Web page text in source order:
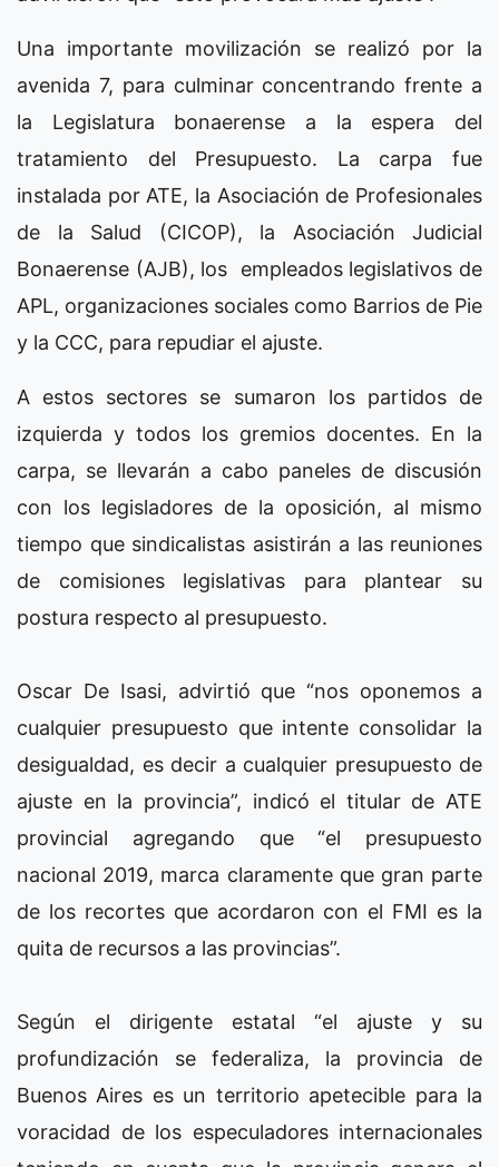
Una importante movilización se realizó por la
avenida 7, para culminar concentrando frente a
la Legislatura bonaerense a la espera del
tratamiento del Presupuesto. La carpa fue
instalada por ATE, la Asociación de Profesionales
de la Salud (CICOP), la Asociación Judicial
Bonaerense (AJB), los empleados legislativos de
APL, organizaciones sociales como Barrios de Pie
y la CCC, para repudiar el ajuste.
A estos sectores se sumaron los partidos de
izquierda y todos los gremios docentes. En la
carpa, se llevarán a cabo paneles de discusión
con los legisladores de la oposición, al mismo
tiempo que sindicalistas asistirán a las reuniones
de comisiones legislativas para plantear su
postura respecto al presupuesto.
Oscar De Isasi, advirtió que “nos oponemos a
cualquier presupuesto que intente consolidar la
desigualdad, es decir a cualquier presupuesto de
ajuste en la provincia”, indicó el titular de ATE
provincial agregando que “el presupuesto
nacional 2019, marca claramente que gran parte
de los recortes que acordaron con el FMI es la
quita de recursos a las provincias”.
Según el dirigente estatal “el ajuste y su
profundización se federaliza, la provincia de
Buenos Aires es un territorio apetecible para la
voracidad de los especuladores internacionales